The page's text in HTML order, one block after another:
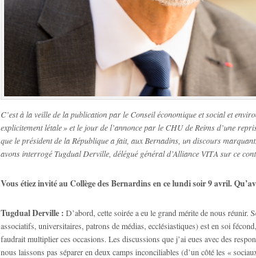
C’est à la veille de la publication par le Conseil économique et social et
explicitement létale » et le jour de l’annonce par le CHU de Reims d’une
que le président de la République a fait, aux Bernadins, un discours
avons interrogé Tugdual Derville, délégué général d’Alliance VITA sur ce
Vous étiez invité au Collège des Bernardins en ce lundi soir 9 avril.
Tugdual Derville : D’abord, cette soirée a eu le grand mérite de nous réunir.
associatifs, universitaires, patrons de médias, ecclésiastiques) est en soi
faudrait multiplier ces occasions. Les discussions que j’ai eues avec des
nous laissons pas séparer en deux camps inconciliables (d’un côté les «